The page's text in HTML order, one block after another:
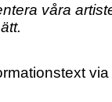
våra